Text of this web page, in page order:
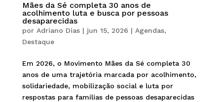
Mães da Sé completa 30 anos de
acolhimento luta e busca por pessoas
desaparecidas
por Adriano Dias| jun 15, 2026 | Agendas,
Destaque
Em 2026, o Movimento Mães da Sé completa 30
anos de uma trajetória marcada por acolhimento,
solidariedade, mobilização social e luta por
respostas para famílias de pessoas desaparecidas